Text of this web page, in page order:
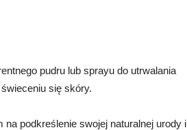
pudru lub sprayu do utrwalania
się skóry.
podkreślenie swojej naturalnej urody i